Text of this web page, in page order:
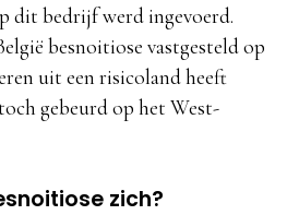
dit bedrijf werd ingevoerd.
besnoitiose vastgesteld op
uit een risicoland heeft
gebeurd op het West-
zich?